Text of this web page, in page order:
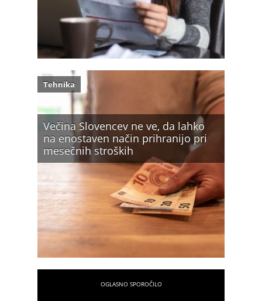
Večina Slovencev ne ve, da lahko
na enostaven način prihranijo pri
mesečnih stroških
Tehnika